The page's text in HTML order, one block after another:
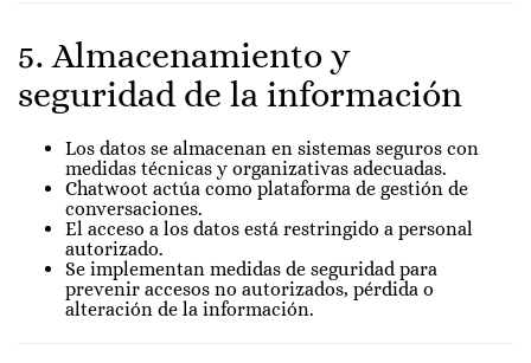
5. Almacenamiento y
seguridad de la información
Los datos se almacenan en sistemas seguros con
medidas técnicas y organizativas adecuadas.
Chatwoot actúa como plataforma de gestión de
conversaciones.
El acceso a los datos está restringido a personal
autorizado.
Se implementan medidas de seguridad para
prevenir accesos no autorizados, pérdida o
alteración de la información.